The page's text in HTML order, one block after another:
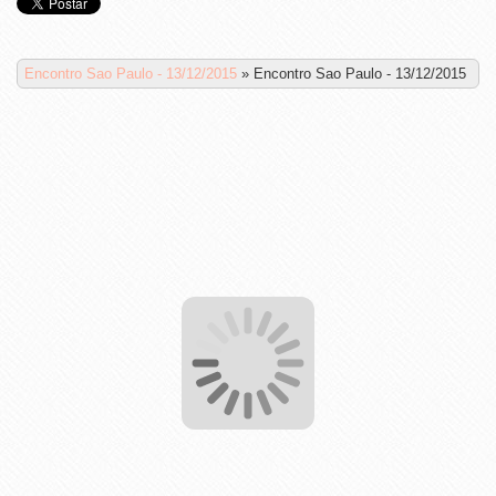
Encontro Sao Paulo - 13/12/2015 » Encontro Sao Paulo - 13/12/2015